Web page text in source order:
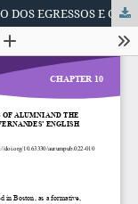
DA SALA DE AULA AO MUNDO: O SUCESSO DOS EGRESSOS E O EMPREENDEDORISMO TRANSFORMADOR DA ESCOLA DE INGLÊS DE MICHELE FERNANDES EM BOSTON